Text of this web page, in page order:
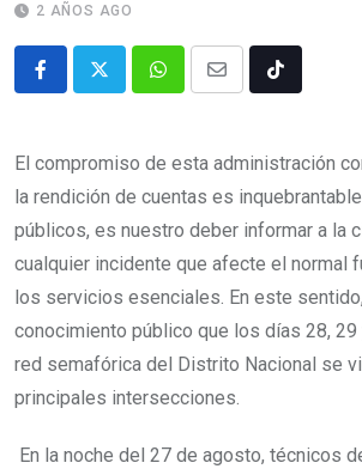
2 AÑOS AGO
El compromiso de esta administración
la rendición de cuentas es
públicos, es nuestro deber informar a la
cualquier incidente que afecte el normal
los servicios esenciales. En este
conocimiento público que los días 28,
red semafórica del Distrito Nacional se
principales intersecciones.
En la noche del 27 de agosto, técnicos